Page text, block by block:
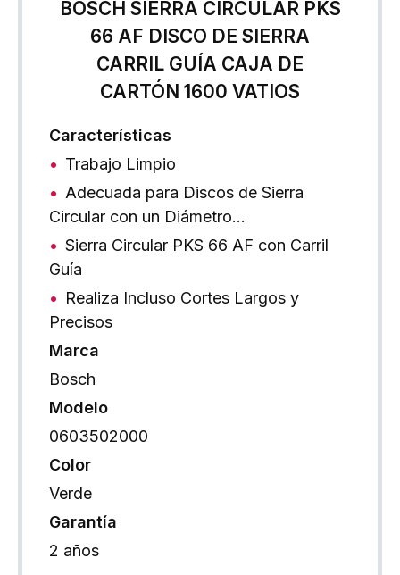
BOSCH SIERRA CIRCULAR PKS
66 AF DISCO DE SIERRA
CARRIL GUÍA CAJA DE
CARTÓN 1600 VATIOS
Características
Trabajo Limpio
Adecuada para Discos de Sierra
Circular con un Diámetro…
Sierra Circular PKS 66 AF con Carril
Guía
Realiza Incluso Cortes Largos y
Precisos
Marca
Bosch
Modelo
0603502000
Color
Verde
Garantía
2 años